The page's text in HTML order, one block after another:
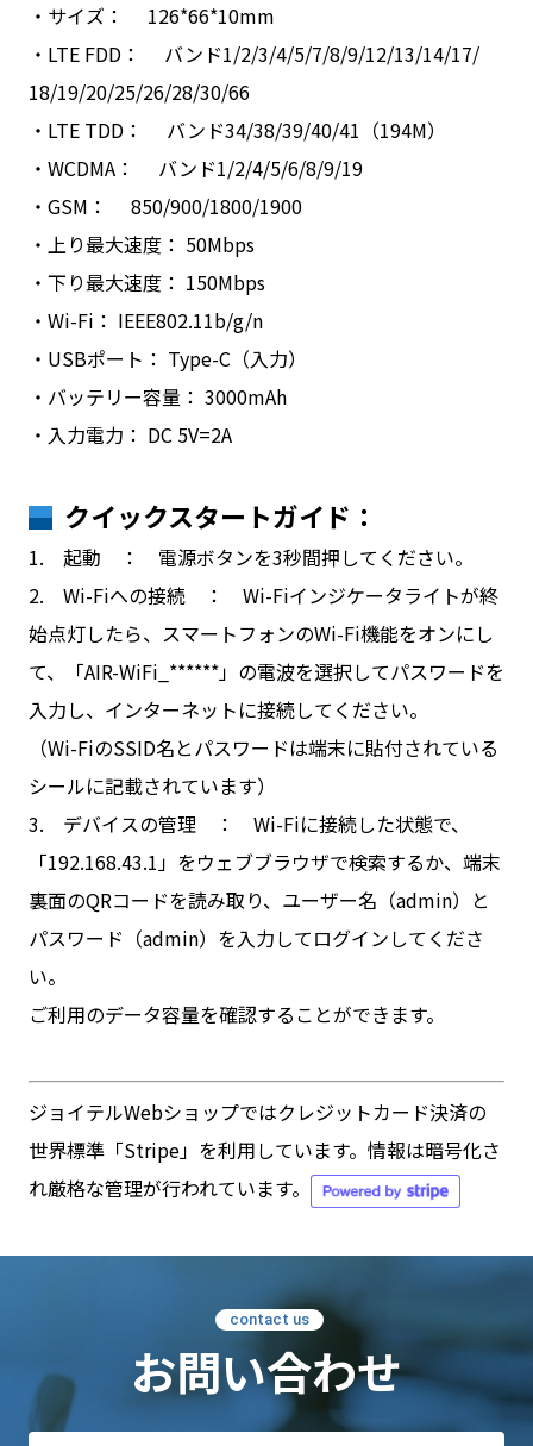
・サイズ： 126*66*10mm
・LTE FDD： バンド1/2/3/4/5/7/8/9/12/13/14/17/
18/19/20/25/26/28/30/66
・LTE TDD： バンド34/38/39/40/41（194M）
・WCDMA： バンド1/2/4/5/6/8/9/19
・GSM： 850/900/1800/1900
・上り最大速度： 50Mbps
・下り最大速度： 150Mbps
・Wi-Fi： IEEE802.11b/g/n
・USBポート： Type-C（入力）
・バッテリー容量： 3000mAh
・入力電力： DC 5V=2A
クイックスタートガイド：
1. 起動 ： 電源ボタンを3秒間押してください。
2. Wi-Fiへの接続 ： Wi-Fiインジケータライトが終
始点灯したら、スマートフォンのWi-Fi機能をオンにし
て、「AIR-WiFi_******」の電波を選択してパスワードを
入力し、インターネットに接続してください。
（Wi-FiのSSID名とパスワードは端末に貼付されている
シールに記載されています）
3. デバイスの管理 ： Wi-Fiに接続した状態で、
「192.168.43.1」をウェブブラウザで検索するか、端末
裏面のQRコードを読み取り、ユーザー名（admin）と
パスワード（admin）を入力してログインしてくださ
い。
ご利用のデータ容量を確認することができます。
ジョイテルWebショップではクレジットカード決済の
世界標準「Stripe」を利用しています。情報は暗号化さ
れ厳格な管理が行われています。
contact us
お問い合わせ